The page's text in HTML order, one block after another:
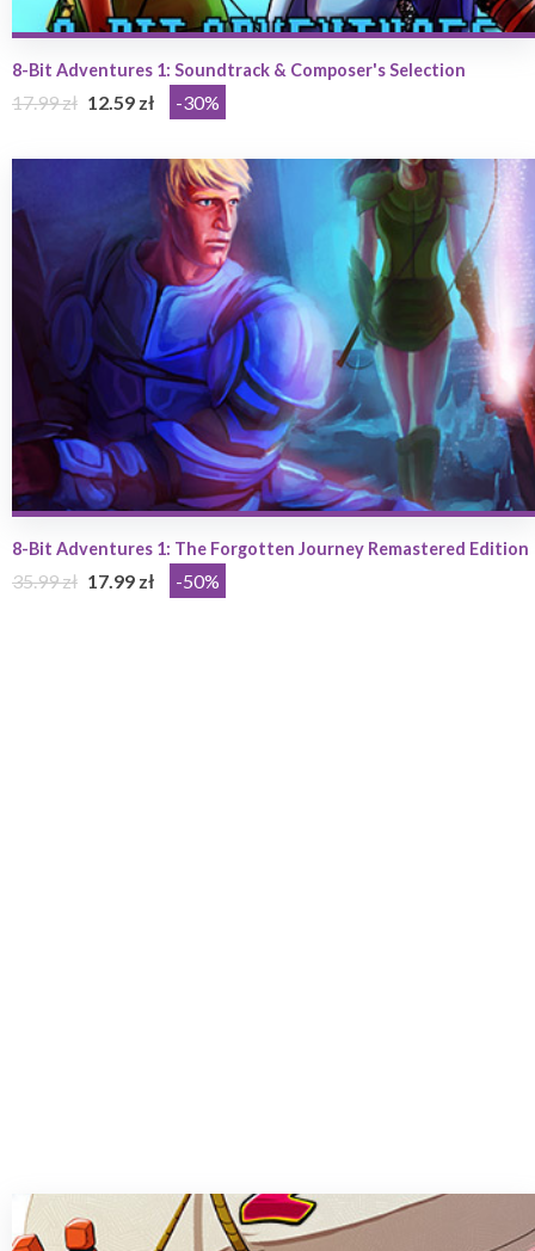
8-Bit Adventures 1: Soundtrack & Composer's Selection
17.99 zł 12.59 zł -30%
8-Bit Adventures 1: The Forgotten Journey Remastered Edition
35.99 zł 17.99 zł -50%